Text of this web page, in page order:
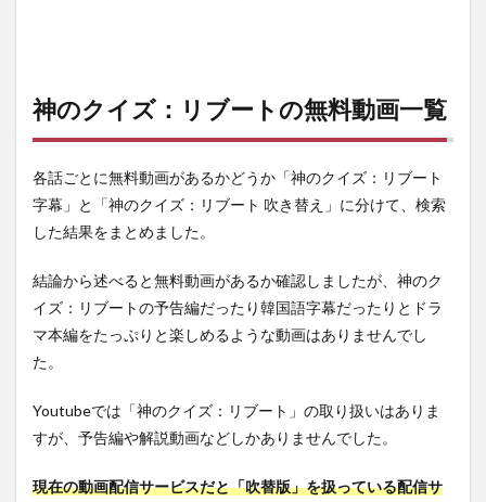
神のクイズ：リブートの無料動画一覧
各話ごとに無料動画があるかどうか「神のクイズ：リブート
字幕」と「神のクイズ：リブート 吹き替え」に分けて、検索
した結果をまとめました。
結論から述べると無料動画があるか確認しましたが、神のク
イズ：リブートの予告編だったり韓国語字幕だったりとドラ
マ本編をたっぷりと楽しめるような動画はありませんでし
た。
Youtubeでは「神のクイズ：リブート」の取り扱いはありま
すが、予告編や解説動画などしかありませんでした。
現在の動画配信サービスだと「吹替版」を扱っている配信サ